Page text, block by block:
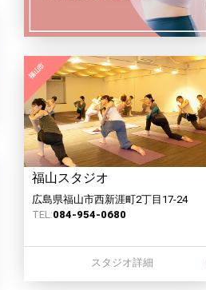
福山スタジオ
広島県福山市西新涯町2丁目17-24
TEL:084-954-0680
スタジオ詳細